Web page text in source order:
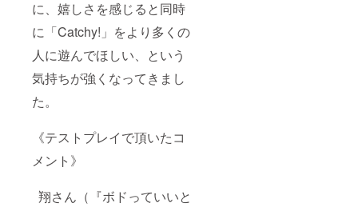
に、嬉しさを感じると同時
に「Catchy!」をより多くの
人に遊んでほしい、という
気持ちが強くなってきまし
た。
《テストプレイで頂いたコ
メント》
翔さん（『ボドっていいと